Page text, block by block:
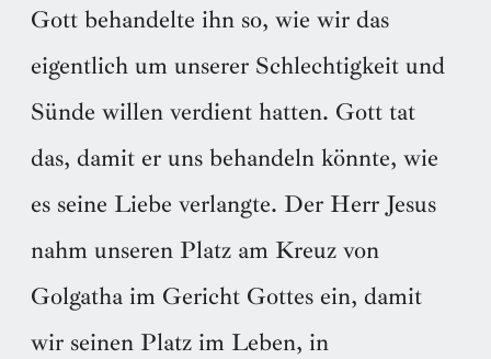
Gott behandelte ihn so, wie wir das
eigentlich um unserer Schlechtigkeit und
Sünde willen verdient hatten. Gott tat
das, damit er uns behandeln könnte, wie
es seine Liebe verlangte. Der Herr Jesus
nahm unseren Platz am Kreuz von
Golgatha im Gericht Gottes ein, damit
wir seinen Platz im Leben, in